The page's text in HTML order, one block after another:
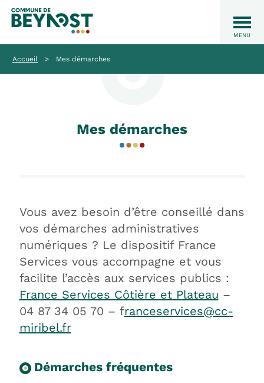
Accueil > Mes démarches
Mes démarches
Vous avez besoin d’être conseillé dans
vos démarches administratives
numériques ? Le dispositif France
Services vous accompagne et vous
facilite l’accès aux services publics :
France Services Côtière et Plateau –
04 87 34 05 70 – franceservices@cc-
miribel.fr
Démarches fréquentes